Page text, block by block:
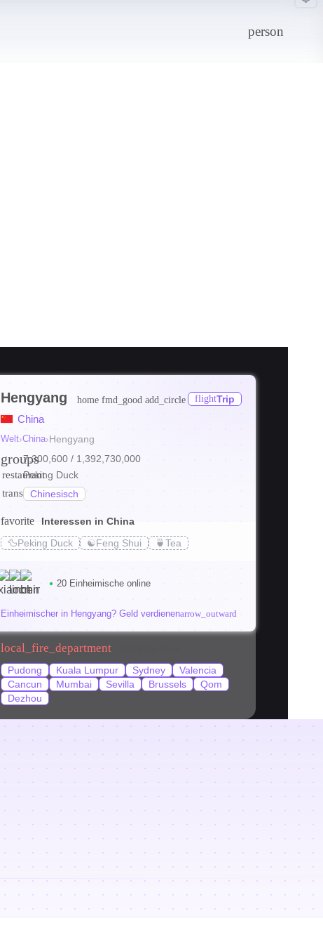
person
Hengyang home fmd_good add_circle flightTrip
China
Welt›China›Hengyang
groups7,300,600 / 1,392,730,000
restaurantPeking Duck
translateChinesisch
favorite
Interessen in China
🦆Peking Duck ☯️Feng Shui 🍵Tea
20 Einheimische online
Einheimischer in Hengyang? Geld verdienenarrow_outward
local_fire_department
Pudong
Kuala Lumpur Sydney
Valencia
Cancun
Mumbai Sevilla Brussels
Qom
Dezhou